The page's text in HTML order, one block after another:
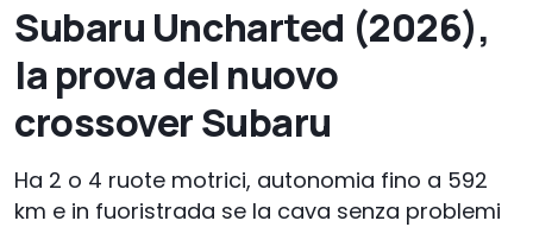
Subaru Uncharted (2026),
la prova del nuovo
crossover Subaru
Ha 2 o 4 ruote motrici, autonomia fino a 592
km e in fuoristrada se la cava senza problemi
Subaru Uncharted (2026),
riesce a fare
Il nuovo pick-up di Ford
costerà meno di 26.000
euro
Benetton
insieme per